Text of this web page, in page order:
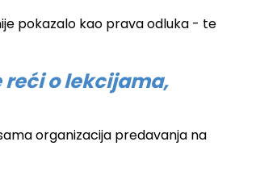
pokazalo kao prava odluka - te
reći o lekcijama,
organizacija predavanja na